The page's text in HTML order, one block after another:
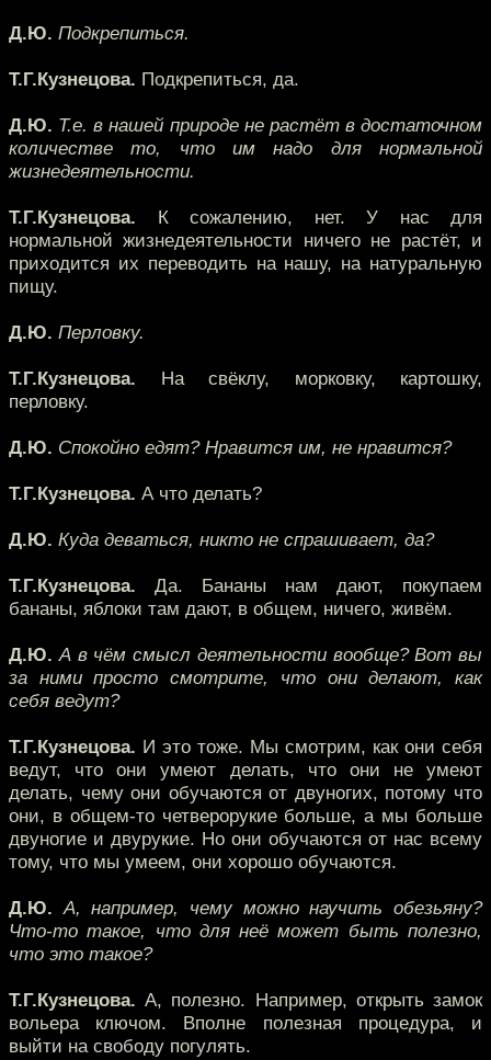
Д.Ю. Подкрепиться.
Т.Г.Кузнецова. Подкрепиться, да.
Д.Ю. Т.е. в нашей природе не растёт в достаточном
количестве то, что им надо для нормальной
жизнедеятельности.
Т.Г.Кузнецова. К сожалению, нет. У нас для
нормальной жизнедеятельности ничего не растёт, и
приходится их переводить на нашу, на натуральную
пищу.
Д.Ю. Перловку.
Т.Г.Кузнецова. На свёклу, морковку, картошку,
перловку.
Д.Ю. Спокойно едят? Нравится им, не нравится?
Т.Г.Кузнецова. А что делать?
Д.Ю. Куда деваться, никто не спрашивает, да?
Т.Г.Кузнецова. Да. Бананы нам дают, покупаем
бананы, яблоки там дают, в общем, ничего, живём.
Д.Ю. А в чём смысл деятельности вообще? Вот вы
за ними просто смотрите, что они делают, как
себя ведут?
Т.Г.Кузнецова. И это тоже. Мы смотрим, как они себя
ведут, что они умеют делать, что они не умеют
делать, чему они обучаются от двуногих, потому что
они, в общем-то четверорукие больше, а мы больше
двуногие и двурукие. Но они обучаются от нас всему
тому, что мы умеем, они хорошо обучаются.
Д.Ю. А, например, чему можно научить обезьяну?
Что-то такое, что для неё может быть полезно,
что это такое?
Т.Г.Кузнецова. А, полезно. Например, открыть замок
вольера ключом. Вполне полезная процедура, и
выйти на свободу погулять.